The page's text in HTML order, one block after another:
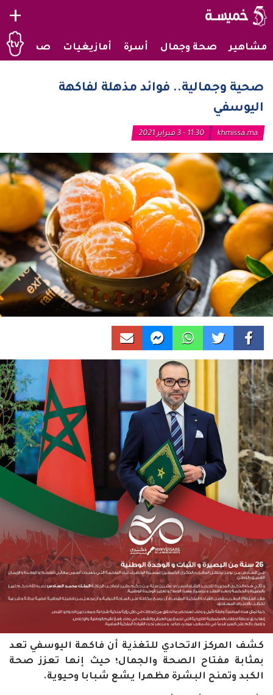
+
مشاهير صحة وجمال أسرة أمازيغيات صحراويات
صحية وجمالية.. فوائد مذهلة لفاكهة
اليوسفي
khmissa.ma 11:30 - 3 فبراير 2021
كشف المركز الاتحادي للتغذية أن فاكهة اليوسفي تعد
بمثابة مفتاح الصحة والجمال؛ حيث إنها تعزز صحة
الكبد وتمنح البشرة مظهرا يشع شبابا وحيوية.